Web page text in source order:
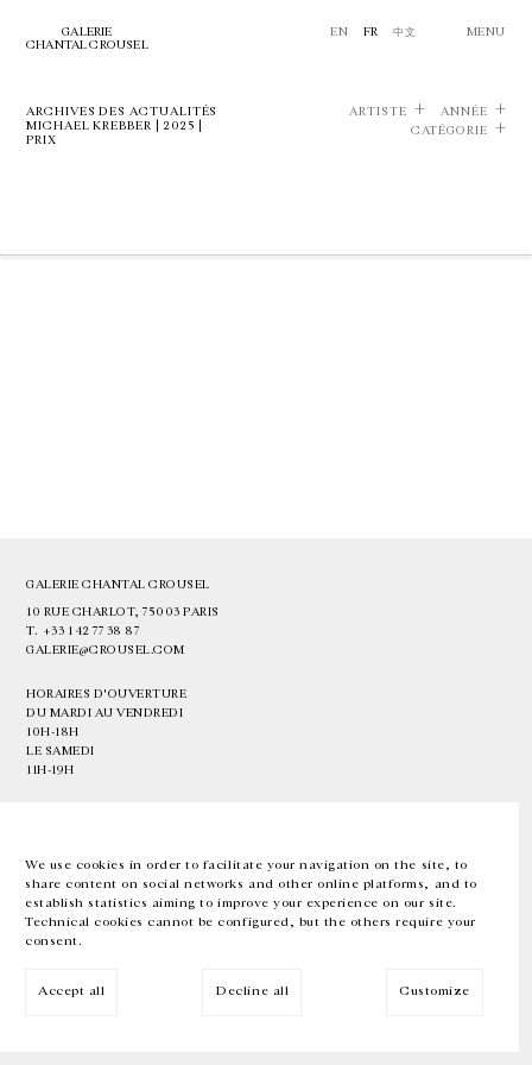
We use cookies in order to facilitate your navigation on the site, to
share content on social networks and other online platforms, and to
establish statistics aiming to improve your experience on our site.
Technical cookies cannot be configured, but the others require your
consent.
Accept all Decline all Customize
GALERIE
CHANTAL CROUSEL
EN FR 中文 MENU
ARCHIVES DES ACTUALITÉS
MICHAEL KREBBER | 2025 |
PRIX
ARTISTE
ANNÉE
CATÉGORIE
GALERIE CHANTAL CROUSEL
10 RUE CHARLOT, 75003 PARIS
T. +33 1 42 77 38 87
GALERIE@CROUSEL.COM
HORAIRES D'OUVERTURE
DU MARDI AU VENDREDI
10H-18H
LE SAMEDI
11H-19H
EN FR 中文 Facebook Instagram
Inscrivez-vous à notre newsletter